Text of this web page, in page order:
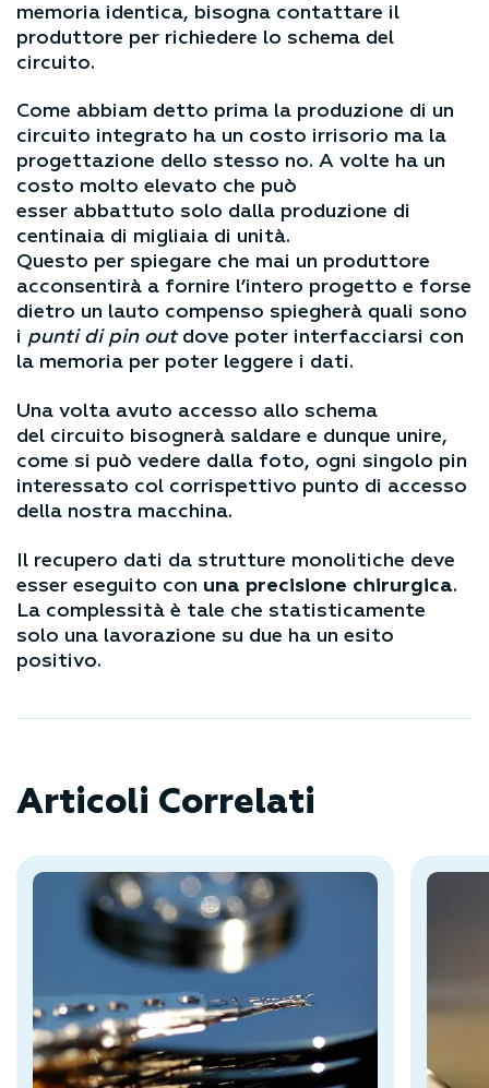
memoria identica, bisogna contattare il
produttore per richiedere lo schema del
circuito.
Come abbiam detto prima la produzione di un
circuito integrato ha un costo irrisorio ma la
progettazione dello stesso no. A volte ha un
costo molto elevato che può
esser abbattuto solo dalla produzione di
centinaia di migliaia di unità.
Questo per spiegare che mai un produttore
acconsentirà a fornire l’intero progetto e forse
dietro un lauto compenso spiegherà quali sono
i punti di pin outdove poter interfacciarsi con
la memoria per poter leggere i dati.
Una volta avuto accesso allo schema
del circuito bisognerà saldare e dunque unire,
come si può vedere dalla foto, ogni singolo pin
interessato col corrispettivo punto di accesso
della nostra macchina.
Il recupero dati da strutture monolitiche deve
esser eseguito con una precisione chirurgica.
La complessità è tale che statisticamente
solo una lavorazione su due ha un esito
positivo.
Articoli Correlati